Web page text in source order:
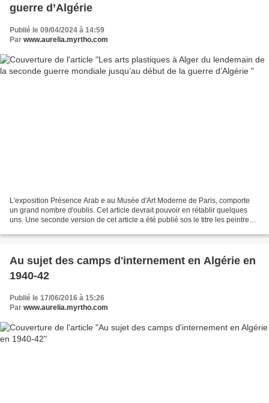
guerre d’Algérie
Publié le 09/04/2024 à 14:59
Par www.aurelia.myrtho.com
L'exposition Présence Arab e au Musée d'Art Moderne de Paris, comporte
un grand nombre d'oublis. Cet article devrait pouvoir en rétablir quelques
uns. Une seconde version de cet article a été publié sos le titre les peintres
Au sujet des camps d'internement en Algérie en
1940-42
Publié le 17/06/2016 à 15:26
Par www.aurelia.myrtho.com